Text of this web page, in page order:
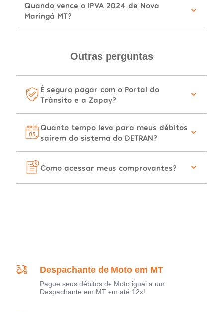
Quando vence o IPVA 2024 de Nova
Maringá MT?
Outras perguntas
É seguro pagar com o Portal do
Trânsito e a Zapay?
Quanto tempo leva para meus débitos
saírem do sistema do DETRAN?
Como acessar meus comprovantes?
Despachante de Moto em MT
Pague seus débitos de Moto igual a um
Despachante em MT em até 12x!